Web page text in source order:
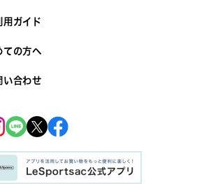
用ガイド
ての方へ
い合わせ